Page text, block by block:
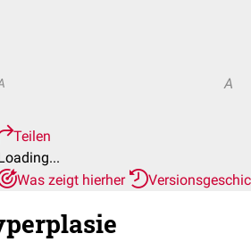
A
Teilen
Was zeigt hierher